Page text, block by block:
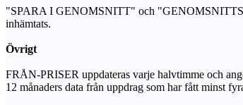
"SPARA I GENOMSNITT" och
inhämtats.
Övrigt
FRÅN-PRISER uppdateras varje halvtimme och
12 månaders data från uppdrag som har fått minst